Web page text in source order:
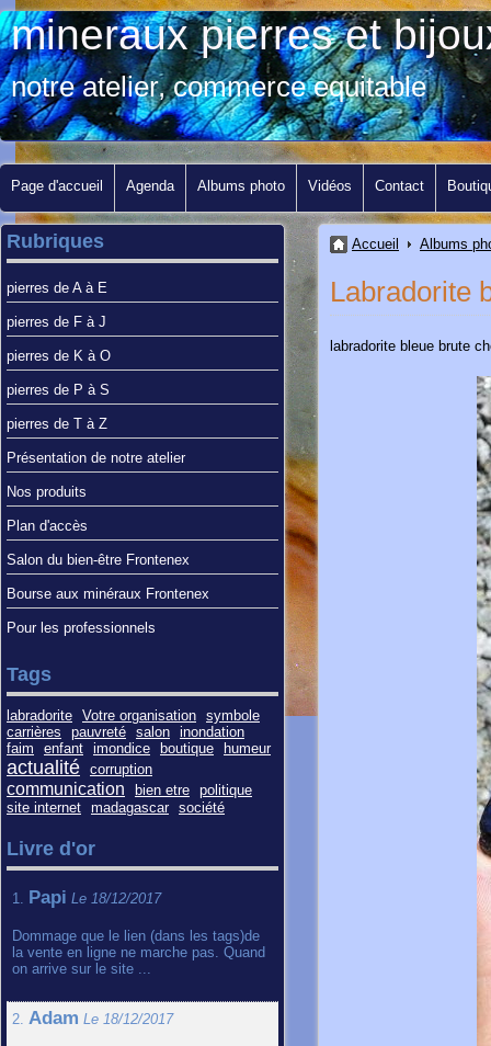
mineraux pierres et
notre atelier, commerce equitable
Page d'accueil Agenda Albums photo Vidéos Contact
Accueil Albums
Labradorite
labradorite bleue brute
Rubriques
pierres de A à E
pierres de F à J
pierres de K à O
pierres de P à S
pierres de T à Z
Présentation de notre atelier
Nos produits
Plan d'accès
Salon du bien-être Frontenex
Bourse aux minéraux Frontenex
Pour les professionnels
Tags
labradorite Votre organisation symbole
carrières
pauvreté salon inondation
faim
enfant imondice boutique humeur
actualité corruption
communication bien etre politique
site internet madagascar société
Livre d'or
1. Papi Le 18/12/2017
Dommage que le lien (dans les tags)de
la vente en ligne ne marche pas. Quand
on arrive sur le site ...
2. Adam Le 18/12/2017